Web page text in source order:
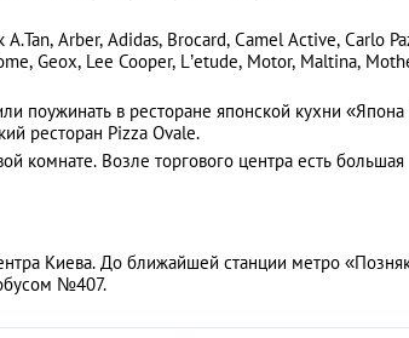
Arber, Adidas, Brocard, Camel Active, Cаrlo
Geox, Lee Cooper, L’еtude, Motor, Maltina,
поужинать в ресторане японской кухни «Япона
ресторан Pizza Ovale.
комнате. Возле торгового центра есть большая
Киева. До ближайшей станции метро
№407.